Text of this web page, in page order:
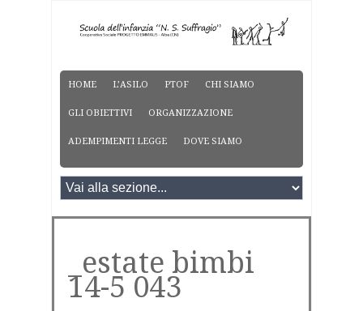
HOME L’ASILO PTOF CHI SIAMO
GLI OBIETTIVI ORGANIZZAZIONE
ADEMPIMENTI LEGGE DOVE SIAMO
_estate bimbi
14-5 043